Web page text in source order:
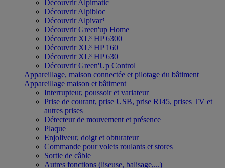
Découvrir Alpimatic
Découvrir Alpibloc
Découvrir Alpivar³
Découvrir Green'up Home
Découvrir XL³ HP 6300
Découvrir XL³ HP 160
Découvrir XL³ HP 630
Découvrir Green'Up Control
Appareillage, maison connectée et pilotage du bâtiment
Appareillage maison et bâtiment
Interrupteur, poussoir et variateur
Prise de courant, prise USB, prise RJ45, prises TV et
autres prises
Détecteur de mouvement et présence
Plaque
Enjoliveur, doigt et obturateur
Commande pour volets roulants et stores
Sortie de câble
Autres fonctions (liseuse, balisage,...)